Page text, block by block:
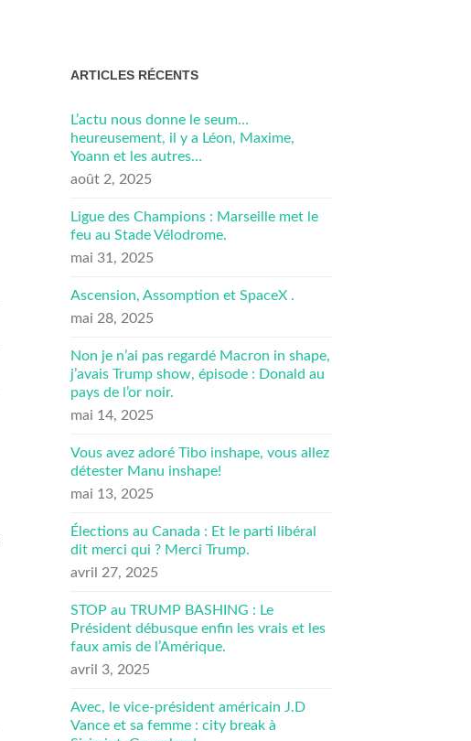
ARTICLES RÉCENTS
L’actu nous donne le seum…
heureusement, il y a Léon, Maxime,
Yoann et les autres…
août 2, 2025
Ligue des Champions : Marseille met le
feu au Stade Vélodrome.
mai 31, 2025
Ascension, Assomption et SpaceX .
mai 28, 2025
Non je n’ai pas regardé Macron in shape,
j’avais Trump show, épisode : Donald au
pays de l’or noir.
mai 14, 2025
Vous avez adoré Tibo inshape, vous allez
détester Manu inshape!
mai 13, 2025
Élections au Canada : Et le parti libéral
dit merci qui ? Merci Trump.
avril 27, 2025
STOP au TRUMP BASHING : Le
Président débusque enfin les vrais et les
faux amis de l’Amérique.
avril 3, 2025
Avec, le vice-président américain J.D
Vance et sa femme : city break à